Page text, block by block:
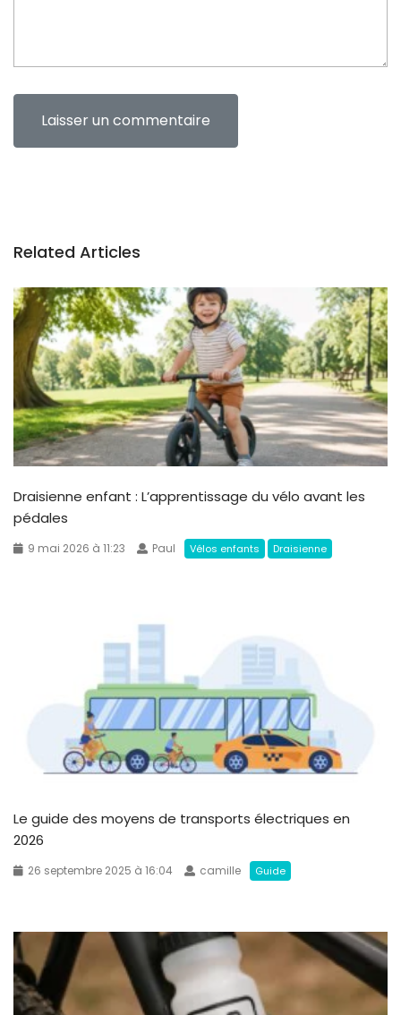
Related Articles
Draisienne enfant : L’apprentissage du vélo avant les
pédales
9 mai 2026 à 11:23 Paul Vélos enfants Draisienne
Le guide des moyens de transports électriques en
2026
26 septembre 2025 à 16:04 camille Guide